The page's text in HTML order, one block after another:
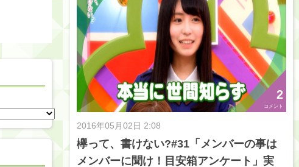
2016年05月02日 2:08
欅って、書けない?#31「メンバーの事は
メンバーに聞け！目安箱アンケート」実
2
コメント